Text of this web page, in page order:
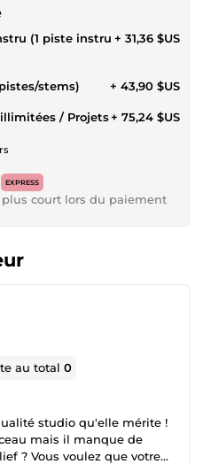
(1 piste instru + 31,36 $US
stems) + 43,90 $US
/ Projets+ 75,24 $US
EXPRESS
court lors du paiement
au total0
studio qu'elle mérite !
mais il manque de
? Vous voulez que votre